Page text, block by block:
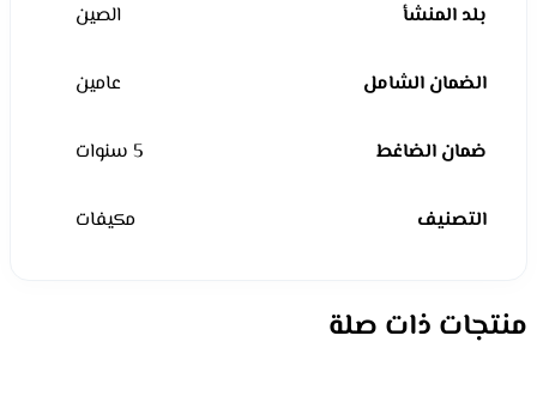
بلد المنشأ الصين
الضمان الشامل عامين
ضمان الضاغط 5 سنوات
التصنيف مكيفات
منتجات ذات صلة